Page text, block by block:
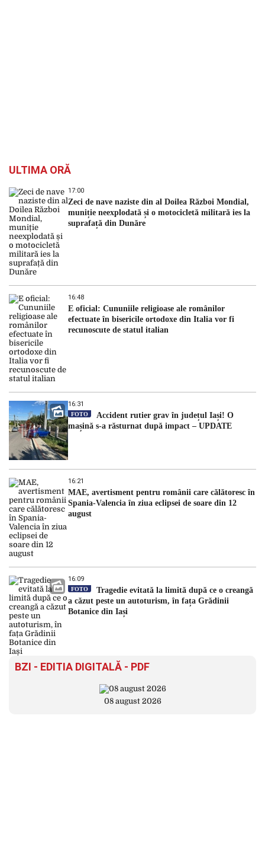
ULTIMA ORĂ
17:00
Zeci de nave naziste din al Doilea Război Mondial,
muniție neexplodată și o motocicletă militară ies la
suprafață din Dunăre
16:48
E oficial: Cununiile religioase ale românilor
efectuate în bisericile ortodoxe din Italia vor fi
recunoscute de statul italian
16:31
FOTO
Accident rutier grav în județul Iași! O
mașină s-a răsturnat după impact – UPDATE
16:21
MAE, avertisment pentru românii care călătoresc în
Spania-Valencia în ziua eclipsei de soare din 12
august
16:09
FOTO
Tragedie evitată la limită după ce o creangă
a căzut peste un autoturism, în fața Grădinii
Botanice din Iași
BZI - EDITIA DIGITALĂ - PDF
08 august 2026